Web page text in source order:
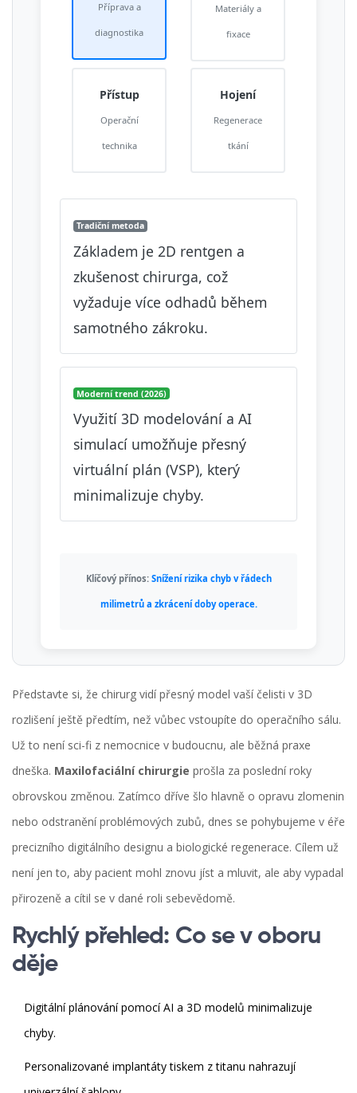
Příprava a
diagnostika
Materiály a
fixace
Přístup
Operační
technika
Hojení
Regenerace
tkání
Tradiční metoda
Základem je 2D rentgen a
zkušenost chirurga, což
vyžaduje více odhadů během
samotného zákroku.
Moderní trend (2026)
Využití 3D modelování a AI
simulací umožňuje přesný
virtuální plán (VSP), který
minimalizuje chyby.
Klíčový přínos: Snížení rizika chyb v řádech
milimetrů a zkrácení doby operace.
Představte si, že chirurg vidí přesný model vaší čelisti v 3D
rozlišení ještě předtím, než vůbec vstoupíte do operačního sálu.
Už to není sci-fi z nemocnice v budoucnu, ale běžná praxe
dneška. Maxilofaciální chirurgie prošla za poslední roky
obrovskou změnou. Zatímco dříve šlo hlavně o opravu zlomenin
nebo odstranění problémových zubů, dnes se pohybujeme v éře
precizního digitálního designu a biologické regenerace. Cílem už
není jen to, aby pacient mohl znovu jíst a mluvit, ale aby vypadal
přirozeně a cítil se v dané roli sebevědomě.
Rychlý přehled: Co se v oboru
děje
Digitální plánování pomocí AI a 3D modelů minimalizuje
chyby.
Personalizované implantáty tiskem z titanu nahrazují